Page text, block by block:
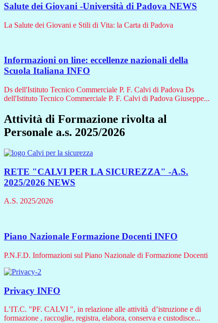
Salute dei Giovani -Università di Padova NEWS
La Salute dei Giovani e Stili di Vita: la Carta di Padova
Informazioni on line: eccellenze nazionali della
Scuola Italiana INFO
Ds dell'Istituto Tecnico Commerciale P. F. Calvi di Padova Ds
dell'Istituto Tecnico Commerciale P. F. Calvi di Padova Giuseppe...
Attività di Formazione rivolta al
Personale a.s. 2025/2026
RETE "CALVI PER LA SICUREZZA" -A.S.
2025/2026 NEWS
A.S. 2025/2026
Piano Nazionale Formazione Docenti INFO
P.N.F.D. Informazioni sul Piano Nazionale di Formazione Docenti
Privacy INFO
L’IT.C. "PF. CALVI ", in relazione alle attività d’istruzione e di
formazione , raccoglie, registra, elabora, conserva e custodisce...